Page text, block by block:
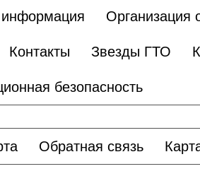
Организация
Контакты Звезды ГТО
безопасность
Обратная связь